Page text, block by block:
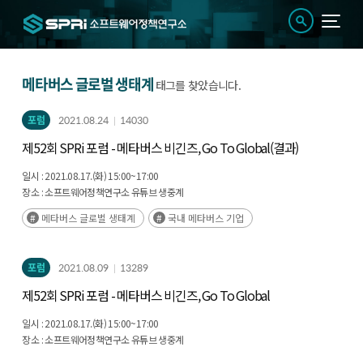
메타버스 글로벌 생태계 태그를 찾았습니다.
포럼 2021.08.24 14030
제52회 SPRi 포럼 - 메타버스 비긴즈, Go To Global(결과)
일시 :2021.08.17.(화) 15:00~17:00
장소 :소프트웨어정책연구소 유튜브 생중계
메타버스 글로벌 생태계
국내 메타버스 기업
포럼 2021.08.09 13289
제52회 SPRi 포럼 - 메타버스 비긴즈, Go To Global
일시 :2021.08.17.(화) 15:00~17:00
장소 :소프트웨어정책연구소 유튜브 생중계